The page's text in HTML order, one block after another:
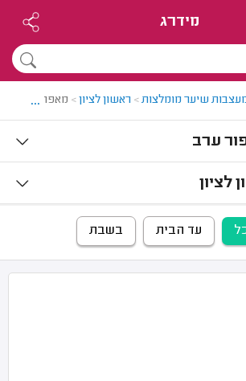
מידרג
שיער מומלצות> ראשון לציון> מאפרת...
ערב
לציון
עד הבית בשבת